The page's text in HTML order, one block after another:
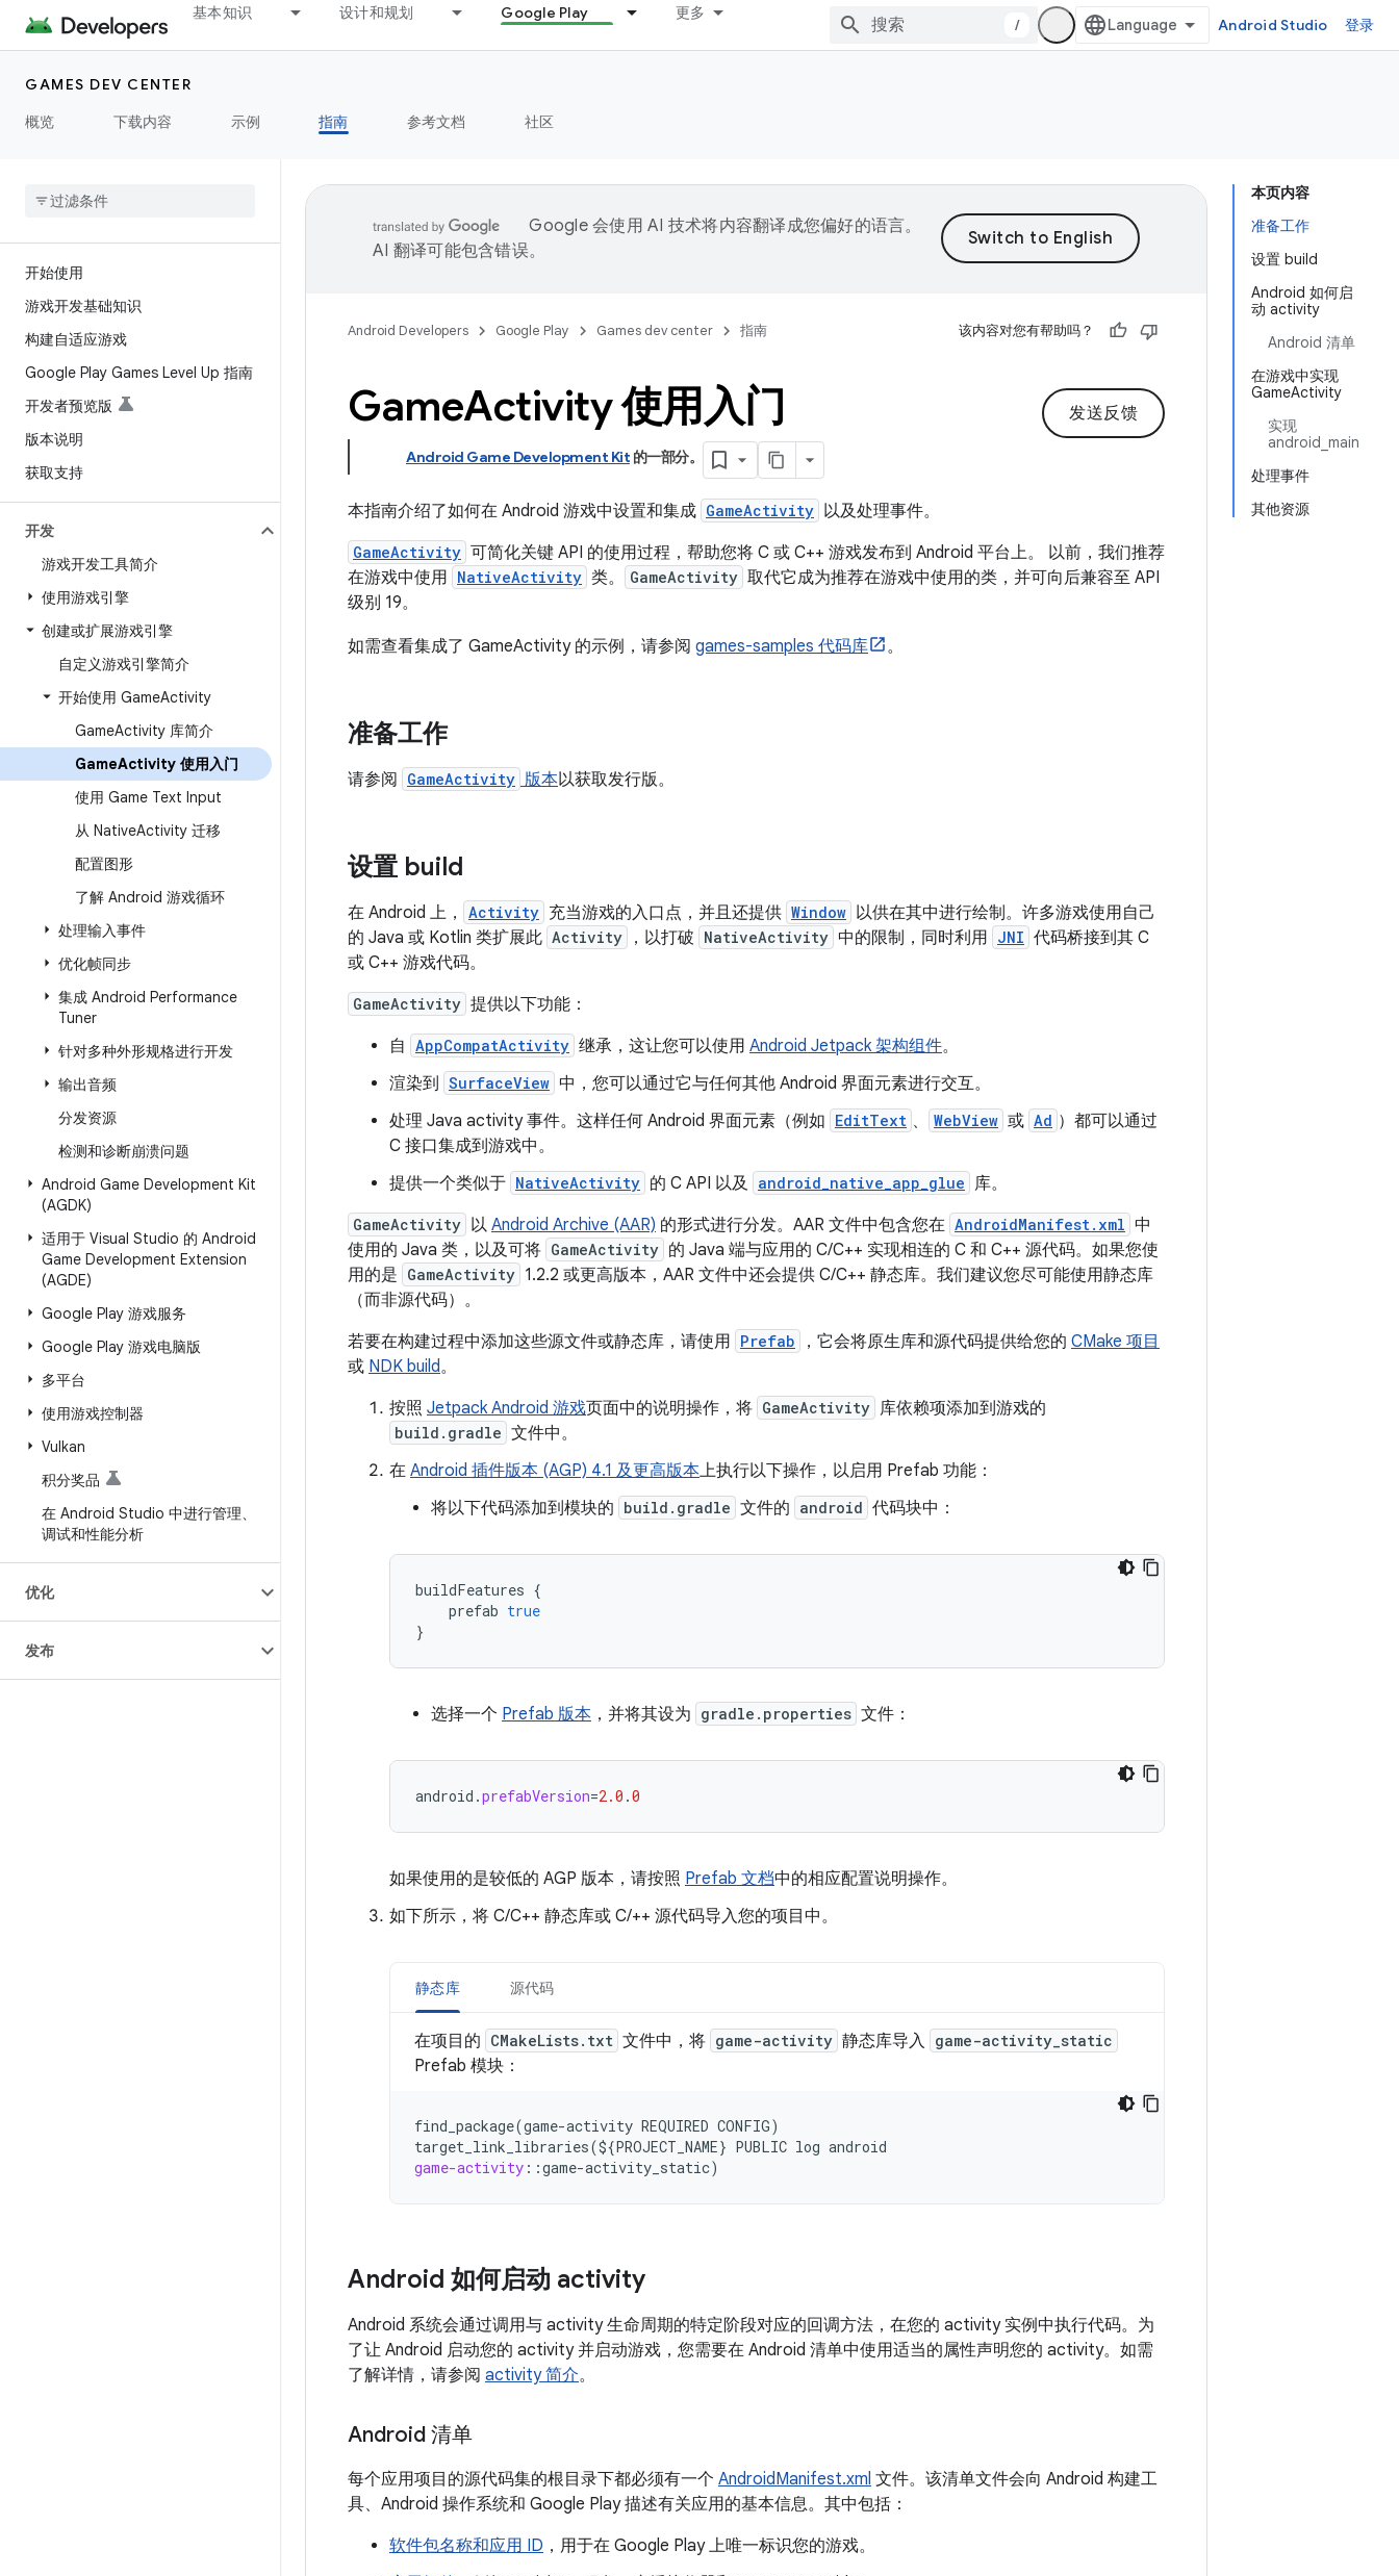
基本知识 设计和规划 Google Play 更多
/ Android Studio 登录
GAMES DEV CENTER
概览
下载内容 示例 指南 参考文档 社区
开始使用
游戏开发基础知识
构建自适应游戏
Google Play Games Level Up 指南
开发者预览版
版本说明
获取支持
开发
游戏开发工具简介
使用游戏引擎
创建或扩展游戏引擎
自定义游戏引擎简介
开始使用 GameActivity
GameActivity 库简介
GameActivity 使用入门
使用 Game Text Input
从 NativeActivity 迁移
配置图形
了解 Android 游戏循环
处理输入事件
优化帧同步
集成 Android Performance
Tuner
针对多种外形规格进行开发
输出音频
分发资源
检测和诊断崩溃问题
Android Game Development Kit
(AGDK)
适用于 Visual Studio 的 Android
Game Development Extension
(AGDE)
Google Play 游戏服务
Google Play 游戏电脑版
多平台
使用游戏控制器
Vulkan
积分奖品
在 Android Studio 中进行管理、
调试和性能分析
优化
发布
本页内容
准备工作
设置 build
Android 如何启
动 activity
Android 清单
在游戏中实现
GameActivity
实现
android_main
处理事件
其他资源
Google 会使用 AI 技术将内容翻译成您偏好的语言。
AI 翻译可能包含错误。
Android Developers Google Play Games dev center 指南 该内容对您有帮助吗？
发送反馈
GameActivity 使用入门
Android Game Development Kit 的一部分。
本指南介绍了如何在 Android 游戏中设置和集成 GameActivity 以及处理事件。
GameActivity 可简化关键 API 的使用过程，帮助您将 C 或 C++ 游戏发布到 Android 平台上。 以前，我们推荐
在游戏中使用 NativeActivity 类。 GameActivity 取代它成为推荐在游戏中使用的类，并可向后兼容至 API
级别 19。
如需查看集成了 GameActivity 的示例，请参阅 games-samples 代码库 。
准备工作
请参阅 GameActivity 版本以获取发行版。
设置 build
在 Android 上， Activity 充当游戏的入口点，并且还提供 Window 以供在其中进行绘制。许多游戏使用自己
的 Java 或 Kotlin 类扩展此 Activity ，以打破 NativeActivity 中的限制，同时利用 JNI 代码桥接到其 C
或 C++ 游戏代码。
GameActivity 提供以下功能：
自 AppCompatActivity 继承，这让您可以使用 Android Jetpack 架构组件。
渲染到 SurfaceView 中，您可以通过它与任何其他 Android 界面元素进行交互。
处理 Java activity 事件。这样任何 Android 界面元素（例如 EditText 、 WebView 或 Ad ）都可以通过
C 接口集成到游戏中。
提供一个类似于 NativeActivity 的 C API 以及 android_native_app_glue 库。
GameActivity 以 Android Archive (AAR) 的形式进行分发。AAR 文件中包含您在 AndroidManifest.xml 中
使用的 Java 类，以及可将 GameActivity 的 Java 端与应用的 C/C++ 实现相连的 C 和 C++ 源代码。如果您使
用的是 GameActivity 1.2.2 或更高版本，AAR 文件中还会提供 C/C++ 静态库。我们建议您尽可能使用静态库
（而非源代码）。
若要在构建过程中添加这些源文件或静态库，请使用 Prefab ，它会将原生库和源代码提供给您的 CMake 项目
或 NDK build。
按照 Jetpack Android 游戏页面中的说明操作，将 GameActivity 库依赖项添加到游戏的
build.gradle 文件中。
在 Android 插件版本 (AGP) 4.1 及更高版本上执行以下操作，以启用 Prefab 功能：
将以下代码添加到模块的 build.gradle 文件的 android 代码块中：
buildFeatures {
prefab true
}
选择一个 Prefab 版本 ，并将其设为 gradle.properties 文件：
android .prefabVersion=2.0 .0
如果使用的是较低的 AGP 版本，请按照 Prefab 文档中的相应配置说明操作。
如下所示，将 C/C++ 静态库或 C/++ 源代码导入您的项目中。
静态库 源代码
在项目的 CMakeLists.txt 文件中，将 game-activity 静态库导入 game-activity_static
Prefab 模块：
find_package(game-activity REQUIRED CONFIG)
target_link_libraries(${PROJECT_NAME} PUBLIC log android
game-activity ::game-activity_static
Android 如何启动 activity
Android 系统会通过调用与 activity 生命周期的特定阶段对应的回调方法，在您的 activity 实例中执行代码。为
了让 Android 启动您的 activity 并启动游戏，您需要在 Android 清单中使用适当的属性声明您的 activity。如需
了解详情，请参阅 activity 简介。
Android 清单
每个应用项目的源代码集的根目录下都必须有一个 AndroidManifest.xml 文件。该清单文件会向 Android 构建工
具、Android 操作系统和 Google Play 描述有关应用的基本信息。其中包括：
软件包名称和应用 ID ，用于在 Google Play 上唯一标识您的游戏。